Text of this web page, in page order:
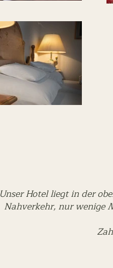
Unser Hotel liegt in der
Nahverkehr, nur wenige